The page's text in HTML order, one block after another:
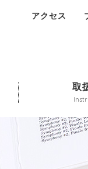
アクセス
取